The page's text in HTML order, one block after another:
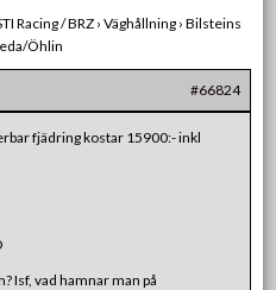
Racing / BRZ › Väghållning › Bilsteins
Öhlin
#66824
fjädring kostar 15900:- inkl
Isf, vad hamnar man på